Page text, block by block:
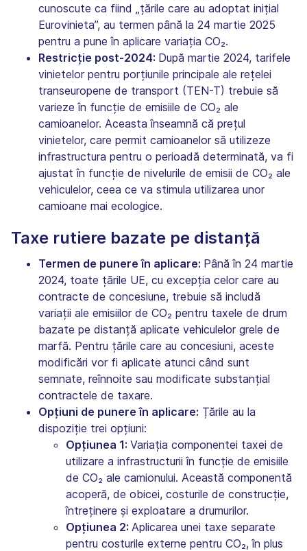
cunoscute ca fiind „țările care au adoptat inițial
Eurovinieta”, au termen până la 24 martie 2025
pentru a pune în aplicare variația CO₂.
Restricție post-2024: După martie 2024, tarifele
vinietelor pentru porțiunile principale ale rețelei
transeuropene de transport (TEN-T) trebuie să
varieze în funcție de emisiile de CO₂ ale
camioanelor. Aceasta înseamnă că prețul
vinietelor, care permit camioanelor să utilizeze
infrastructura pentru o perioadă determinată, va fi
ajustat în funcție de nivelurile de emisii de CO₂ ale
vehiculelor, ceea ce va stimula utilizarea unor
camioane mai ecologice.
Taxe rutiere bazate pe distanță
Termen de punere în aplicare: Până în 24 martie
2024, toate țările UE, cu excepția celor care au
contracte de concesiune, trebuie să includă
variații ale emisiilor de CO₂ pentru taxele de drum
bazate pe distanță aplicate vehiculelor grele de
marfă. Pentru țările care au concesiuni, aceste
modificări vor fi aplicate atunci când sunt
semnate, reînnoite sau modificate substanțial
contractele de taxare.
Opțiuni de punere în aplicare: Țările au la
dispoziție trei opțiuni:
Opțiunea 1: Variația componentei taxei de
utilizare a infrastructurii în funcție de emisiile
de CO₂ ale camionului. Această componentă
acoperă, de obicei, costurile de construcție,
întreținere și exploatare a drumurilor.
Opțiunea 2: Aplicarea unei taxe separate
pentru costurile externe pentru CO₂, în plus